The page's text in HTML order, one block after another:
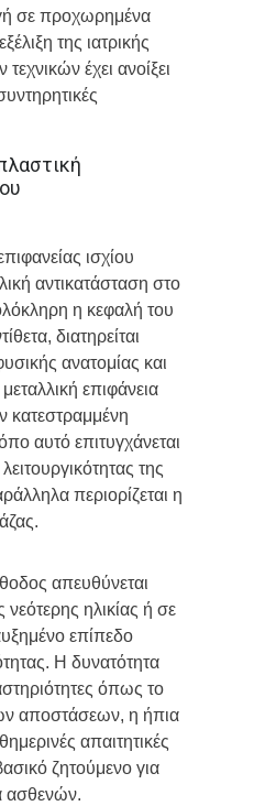
σε προχωρημένα
της ιατρικής
έχει ανοίξει
ισχίου
αντικατάσταση στο
η κεφαλή του
διατηρείται
ανατομίας και
μεταλλική επιφάνεια
κατεστραμμένη
αυτό επιτυγχάνεται
της
περιορίζεται η
απευθύνεται
νεότερης ηλικίας ή σε
επίπεδο
Η δυνατότητα
όπως το
αποστάσεων, η ήπια
απαιτητικές
ζητούμενο για
ασθενών.